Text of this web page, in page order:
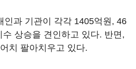
인과 기관이 각각 1405억원, 46
상승을 견인하고 있다. 반면,
치 팔아치우고 있다.